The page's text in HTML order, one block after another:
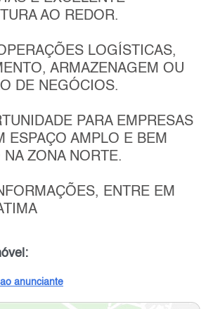
AO REDOR.
LOGÍSTICAS,
ARMAZENAGEM OU
DE NEGÓCIOS.
PARA EMPRESAS
ESPAÇO AMPLO E BEM
NA ZONA NORTE.
ENTRE EM
anunciante